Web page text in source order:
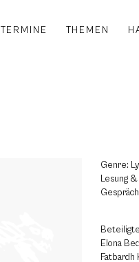
TERMINE THEMEN
Genre:
Lesung &
Gespräch
Elona
Fatbardh